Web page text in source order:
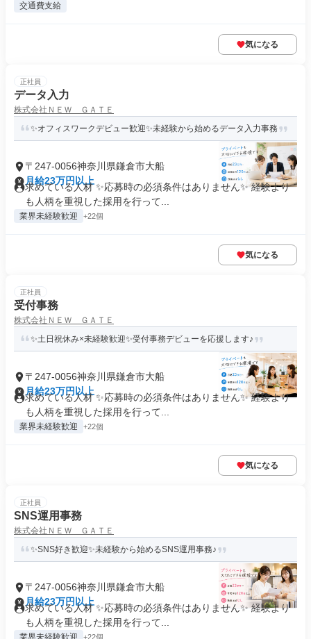
交通費支給
気になる
正社員
データ入力
株式会社ＮＥＷ ＧＡＴＥ
✨オフィスワークデビュー歓迎✨未経験から始めるデータ入力事務
〒247-0056神奈川県鎌倉市大船
月給23万円以上
求めている人材 ✨応募時の必須条件はありません✨ 経験より
も人柄を重視した採用を行って...
業界未経験歓迎 +22個
気になる
正社員
受付事務
株式会社ＮＥＷ ＧＡＴＥ
✨土日祝休み×未経験歓迎✨受付事務デビューを応援します♪
〒247-0056神奈川県鎌倉市大船
月給23万円以上
求めている人材 ✨応募時の必須条件はありません✨ 経験より
も人柄を重視した採用を行って...
業界未経験歓迎 +22個
気になる
正社員
SNS運用事務
株式会社ＮＥＷ ＧＡＴＥ
✨SNS好き歓迎✨未経験から始めるSNS運用事務♪
〒247-0056神奈川県鎌倉市大船
月給23万円以上
求めている人材 ✨応募時の必須条件はありません✨ 経験より
も人柄を重視した採用を行って...
業界未経験歓迎 +22個